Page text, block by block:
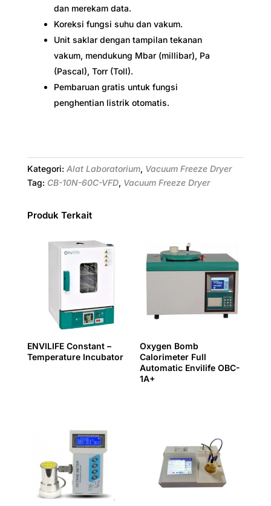
dan merekam data.
Koreksi fungsi suhu dan vakum.
Unit saklar dengan tampilan tekanan
vakum, mendukung Mbar (millibar), Pa
(Pascal), Torr (Toll).
Pembaruan gratis untuk fungsi
penghentian listrik otomatis.
Kategori: Alat Laboratorium, Vacuum Freeze Dryer
Tag: CB-10N-60C-VFD, Vacuum Freeze Dryer
Produk Terkait
ENVILIFE Constant –
Temperature Incubator
Oxygen Bomb
Calorimeter Full
Automatic Envilife OBC-
1A+